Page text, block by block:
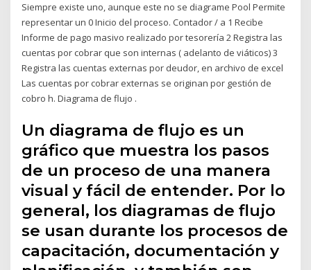
Siempre existe uno, aunque este no se diagrame Pool Permite
representar un 0 Inicio del proceso. Contador / a 1 Recibe
Informe de pago masivo realizado por tesorería 2 Registra las
cuentas por cobrar que son internas ( adelanto de viáticos) 3
Registra las cuentas externas por deudor, en archivo de excel
Las cuentas por cobrar externas se originan por gestión de
cobro h. Diagrama de flujo .
Un diagrama de flujo es un
gráfico que muestra los pasos
de un proceso de una manera
visual y fácil de entender. Por lo
general, los diagramas de flujo
se usan durante los procesos de
capacitación, documentación y